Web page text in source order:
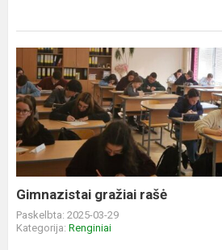
Gimnazistai
gražiai
rašė
Gimnazistai gražiai rašė
Paskelbta: 2025-03-29
Kategorija: Renginiai